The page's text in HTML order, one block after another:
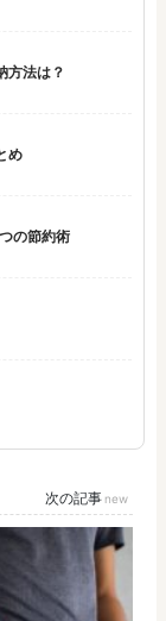
方法は？
め
の節約術
次の記事